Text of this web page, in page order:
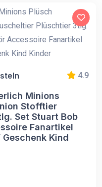
4.9
Minions
Stofftier
Set Stuart Bob
Fanartikel
Geschenk Kind